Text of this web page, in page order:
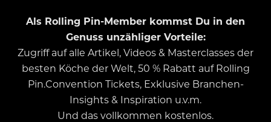
Als Rolling Pin-Member kommst Du in den
Genuss unzähliger Vorteile:
Zugriff auf alle Artikel, Videos & Masterclasses der
besten Köche der Welt, 50 % Rabatt auf Rolling
Pin.Convention Tickets, Exklusive Branchen-
Insights & Inspiration u.v.m.
Und das vollkommen kostenlos.